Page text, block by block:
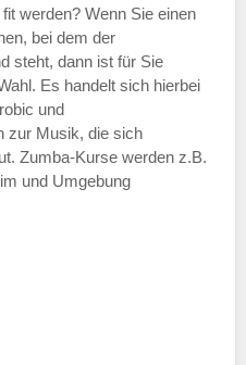
werden? Wenn Sie einen
bei dem der
steht, dann ist für Sie
Es handelt sich hierbei
und
zur Musik, die sich
Zumba-Kurse werden z.B.
und Umgebung